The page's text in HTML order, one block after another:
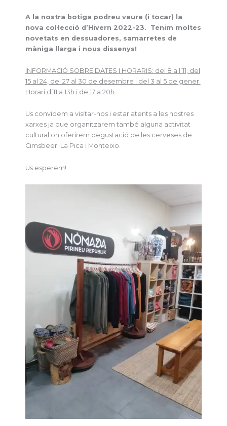
A la nostra botiga podreu veure (i tocar) la
nova col·lecció d’Hivern 2022-23. Tenim moltes
novetats en dessuadores, samarretes de
màniga llarga i nous dissenys!
INFORMACIÓ SOBRE DATES I HORARIS: del 8 a l’11, del
15 al 24, del 27 al 30 de desembre i del 3 al 5 de gener.
Horari d’11 a 13h i de 17 a 20h.
Us convidem a visitar-nos i estar atents a les nostres
xarxes ja que organitzarem també alguna activitat
cultural on oferirem degustació de les cerveses de
Cimsbeer: La Pica i Monteixo.
Us esperem!